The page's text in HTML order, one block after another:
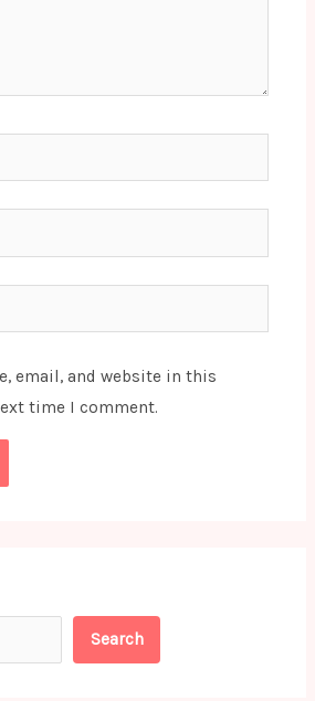
email, and website in this
time I comment.
Search